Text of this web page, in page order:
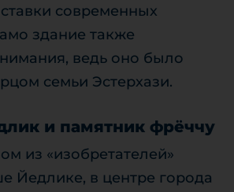
современных
здание также
ведь оно было
семьи Эстерхази.
и памятник фрёччу
из «изобретателей»
Йедлике, в центре города